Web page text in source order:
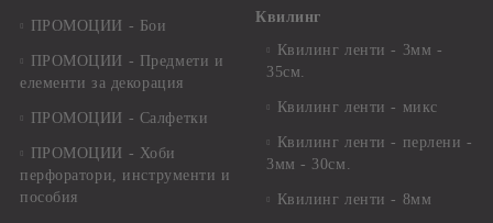
ПРОМОЦИИ - Бои
ПРОМОЦИИ - Предмети и
елементи за декорация
ПРОМОЦИИ - Салфетки
ПРОМОЦИИ - Хоби
перфоратори, инструменти и
пособия
Квилинг
Квилинг ленти - 3мм -
35см.
Квилинг ленти - микс
Квилинг ленти - перлени -
3мм - 30см.
Квилинг ленти - 8мм